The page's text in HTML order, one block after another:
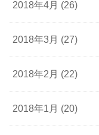
2018年4月 (26)
2018年3月 (27)
2018年2月 (22)
2018年1月 (20)